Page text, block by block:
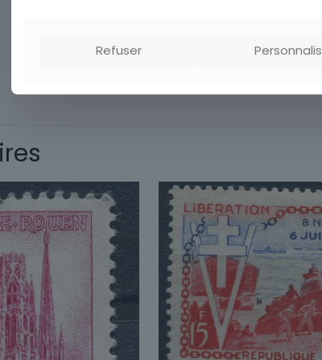
Pays
Format
Année
d'émission
Marque postale
Refuser